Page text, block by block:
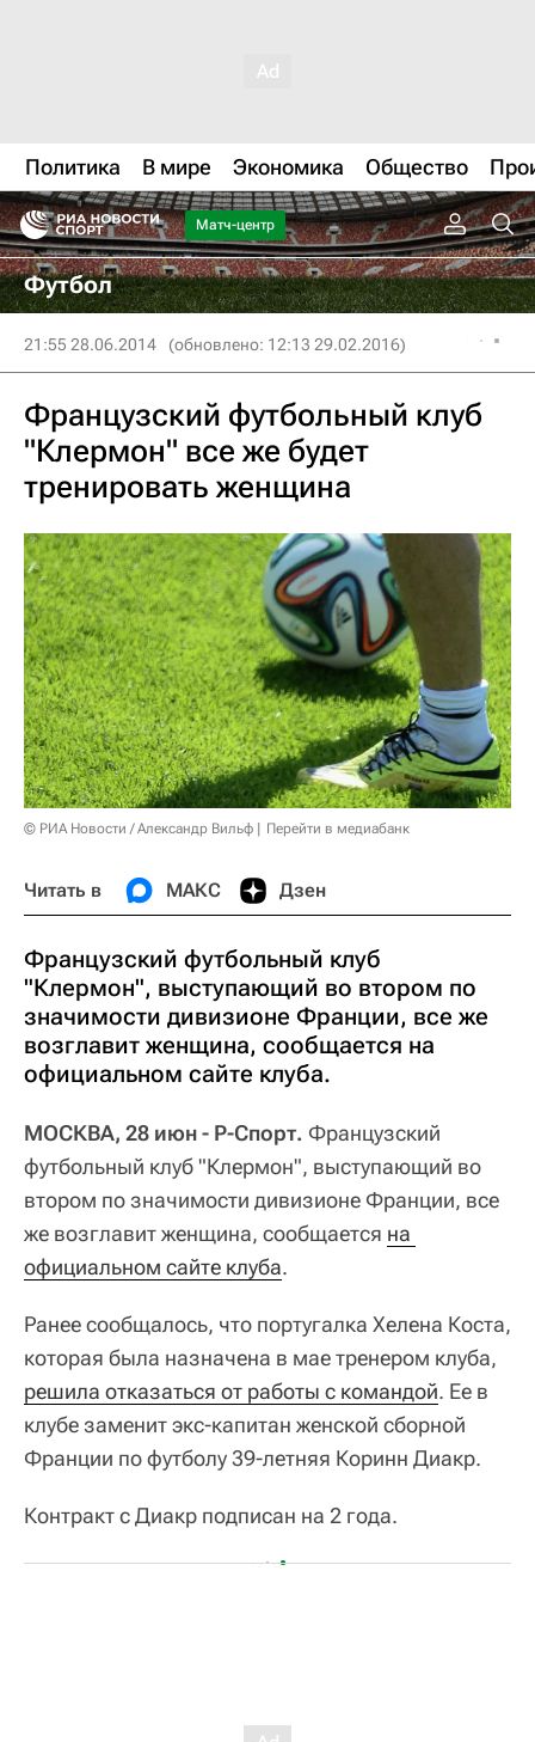
Политика В мире Экономика Общество
Матч-центр
Футбол
21:55 28.06.2014 (обновлено: 12:13 29.02.2016)
Французский футбольный клуб
"Клермон" все же будет
тренировать женщина
© РИА Новости / Александр Вильф Перейти в медиабанк
Читать в МАКС Дзен
Французский футбольный клуб
"Клермон", выступающий во втором по
значимости дивизионе Франции, все же
возглавит женщина, сообщается на
официальном сайте клуба.
МОСКВА, 28 июн - Р-Спорт. Французский
футбольный клуб "Клермон", выступающий во
втором по значимости дивизионе Франции, все
же возглавит женщина, сообщается на
официальном сайте клуба.
Ранее сообщалось, что португалка Хелена Коста,
которая была назначена в мае тренером клуба,
решила отказаться от работы с командой. Ее в
клубе заменит экс-капитан женской сборной
Франции по футболу 39-летняя Коринн Диакр.
Контракт с Диакр подписан на 2 года.